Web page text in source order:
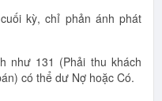
kỳ, chỉ phản ánh phát
như 131 (Phải thu khách
có thể dư Nợ hoặc Có.